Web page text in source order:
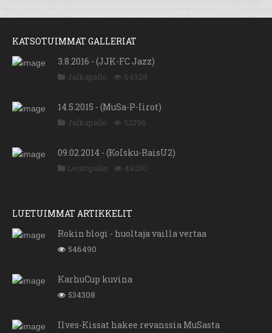
KATSOTUIMMAT GALLERIAT
3.8.2016 - (JJK-FC Jazz)
Jalkapallo 64928
14.5.2015 - (MuSa-P-Iirot)
Jalkapallo 52396
09.02.2014 - (KoIsku-RaisU2)
Lentopallo 49250
LUETUIMMAT ARTIKKELIT
Rokin blogi - huoltaja vailla vertaa
546490
KarhuCup kuvina
534308
Ilves-Kissat hakee revanssia MuSasta